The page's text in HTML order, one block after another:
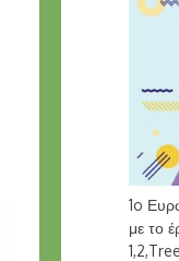
1o
με το